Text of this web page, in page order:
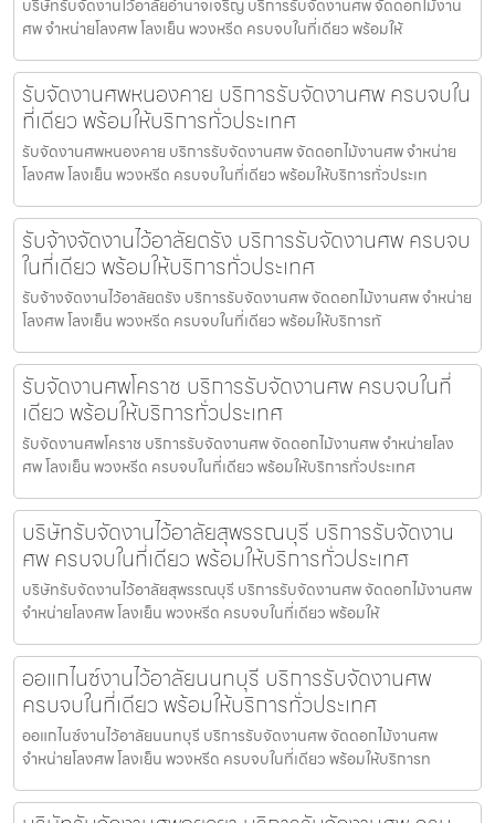
บริษัทรับจัดงานไว้อาลัยอำนาจเจริญ บริการรับจัดงานศพ จัดดอกไม้งาน
ศพ จำหน่ายโลงศพ โลงเย็น พวงหรีด ครบจบในที่เดียว พร้อมให้
รับจัดงานศพหนองคาย บริการรับจัดงานศพ ครบจบใน
ที่เดียว พร้อมให้บริการทั่วประเทศ
รับจัดงานศพหนองคาย บริการรับจัดงานศพ จัดดอกไม้งานศพ จำหน่าย
โลงศพ โลงเย็น พวงหรีด ครบจบในที่เดียว พร้อมให้บริการทั่วประเท
รับจ้างจัดงานไว้อาลัยตรัง บริการรับจัดงานศพ ครบจบ
ในที่เดียว พร้อมให้บริการทั่วประเทศ
รับจ้างจัดงานไว้อาลัยตรัง บริการรับจัดงานศพ จัดดอกไม้งานศพ จำหน่าย
โลงศพ โลงเย็น พวงหรีด ครบจบในที่เดียว พร้อมให้บริการทั
รับจัดงานศพโคราช บริการรับจัดงานศพ ครบจบในที่
เดียว พร้อมให้บริการทั่วประเทศ
รับจัดงานศพโคราช บริการรับจัดงานศพ จัดดอกไม้งานศพ จำหน่ายโลง
ศพ โลงเย็น พวงหรีด ครบจบในที่เดียว พร้อมให้บริการทั่วประเทศ
บริษัทรับจัดงานไว้อาลัยสุพรรณบุรี บริการรับจัดงาน
ศพ ครบจบในที่เดียว พร้อมให้บริการทั่วประเทศ
บริษัทรับจัดงานไว้อาลัยสุพรรณบุรี บริการรับจัดงานศพ จัดดอกไม้งานศพ
จำหน่ายโลงศพ โลงเย็น พวงหรีด ครบจบในที่เดียว พร้อมให้
ออแกไนซ์งานไว้อาลัยนนทบุรี บริการรับจัดงานศพ
ครบจบในที่เดียว พร้อมให้บริการทั่วประเทศ
ออแกไนซ์งานไว้อาลัยนนทบุรี บริการรับจัดงานศพ จัดดอกไม้งานศพ
จำหน่ายโลงศพ โลงเย็น พวงหรีด ครบจบในที่เดียว พร้อมให้บริการท